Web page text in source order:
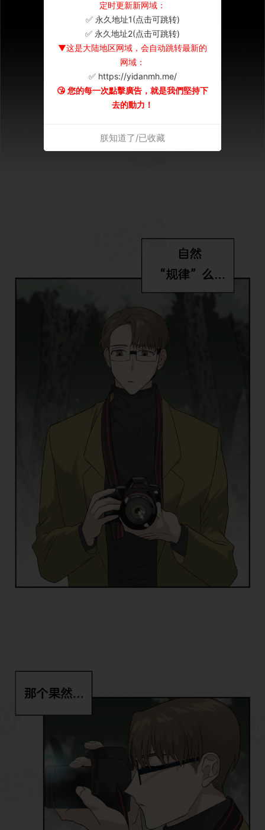
定时更新新网域：
✅ 永久地址1(点击可跳转)
✅ 永久地址2(点击可跳转)
▼这是大陆地区网域，会自动跳转最新的
网域：
✅ https://yidanmh.me/
😘 您的每一次點擊廣告，就是我們堅持下
去的動力！
朕知道了/已收藏